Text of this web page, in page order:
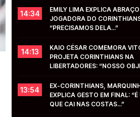
14:34
EMILY LIMA EXPLICA
JOGADORA DO
“PRECISAMOS DELA...”
14:13
KAIO CÉSAR COMEMORA
PROJETA CORINTHIANS NA
LIBERTADORES: “NOSSO
13:54
EX-CORINTHIANS,
EXPLICA GESTO EM FINAL: “É
QUE CAI NAS COSTAS...”